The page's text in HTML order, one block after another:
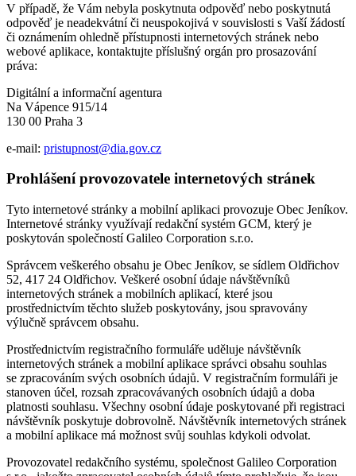
V případě, že Vám nebyla poskytnuta odpověď nebo poskytnutá
odpověď je neadekvátní či neuspokojivá v souvislosti s Vaší žádostí
či oznámením ohledně přístupnosti internetových stránek nebo
webové aplikace, kontaktujte příslušný orgán pro prosazování
práva:
Digitální a informační agentura
Na Vápence 915/14
130 00 Praha 3
e-mail: pristupnost@dia.gov.cz
Prohlášení provozovatele internetových stránek
Tyto internetové stránky a mobilní aplikaci provozuje Obec Jeníkov.
Internetové stránky využívají redakční systém GCM, který je
poskytován společností Galileo Corporation s.r.o.
Správcem veškerého obsahu je Obec Jeníkov, se sídlem Oldřichov
52, 417 24 Oldřichov. Veškeré osobní údaje návštěvníků
internetových stránek a mobilních aplikací, které jsou
prostřednictvím těchto služeb poskytovány, jsou spravovány
výlučně správcem obsahu.
Prostřednictvím registračního formuláře uděluje návštěvník
internetových stránek a mobilní aplikace správci obsahu souhlas
se zpracováním svých osobních údajů. V registračním formuláři je
stanoven účel, rozsah zpracovávaných osobních údajů a doba
platnosti souhlasu. Všechny osobní údaje poskytované při registraci
návštěvník poskytuje dobrovolně. Návštěvník internetových stránek
a mobilní aplikace má možnost svůj souhlas kdykoli odvolat.
Provozovatel redakčního systému, společnost Galileo Corporation